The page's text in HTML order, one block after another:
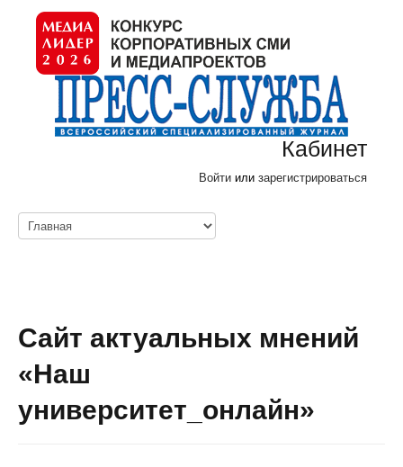
Кабинет
Войти или зарегистрироваться
Сайт актуальных мнений
«Наш
университет_онлайн»